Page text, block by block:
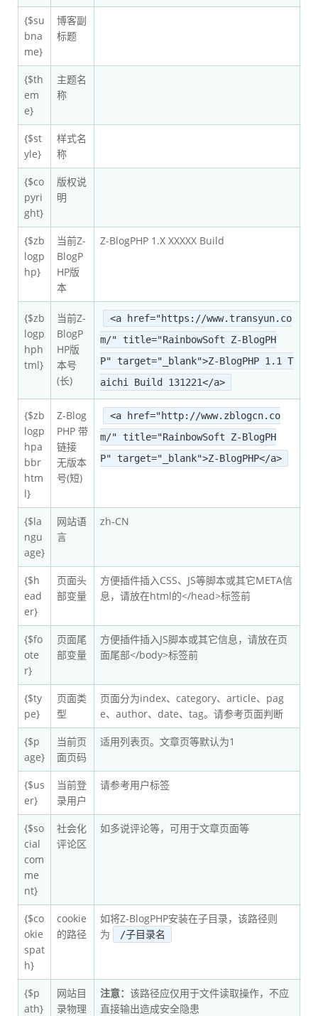
{$su
bna
me}
博客副
标题
{$th
em
e}
主题名
称
{$st
yle}
样式名
称
{$co
pyri
ght}
版权说
明
{$zb
logp
hp}
当前Z-
BlogP
HP版
本
Z-BlogPHP 1.X XXXXX Build
{$zb
logp
hph
tml}
当前Z-
BlogP
HP版
本号
(长)
<a href="https://www.transyun.co
m/" title="RainbowSoft Z-BlogPH
P" target="_blank">Z-BlogPHP 1.1
T
aichi Build 131221</a>
{$zb
logp
hpa
bbr
htm
l}
Z-Blog
PHP 带
链接
无版本
号(短)
<a href="http://www.zblogcn.co
m/" title="RainbowSoft Z-BlogPH
P" target="_blank">Z-BlogPHP</a>
{$la
ngu
age}
网站语
言
zh-CN
{$h
ead
er}
页面头
部变量
方便插件插入CSS、JS等脚本或其它META信
息，请放在html的</head>标签前
{$fo
ote
r}
页面尾
部变量
方便插件插入JS脚本或其它信息，请放在页
面尾部</body>标签前
{$ty
pe}
页面类
型
页面分为index、category、article、pag
e、author、date、tag。请参考页面判断
{$p
age}
当前页
面页码
适用列表页。文章页等默认为1
{$us
er}
当前登
录用户
请参考用户标签
{$so
cial
com
me
nt}
社会化
评论区
如多说评论等，可用于文章页面等
{$co
okie
spat
h}
cookie
的路径
如将Z-BlogPHP安装在子目录，该路径则
为
/子目录名
{$p
ath}
网站目
录物理
注意： 该路径应仅用于文件读取操作，不应
直接输出造成安全隐患